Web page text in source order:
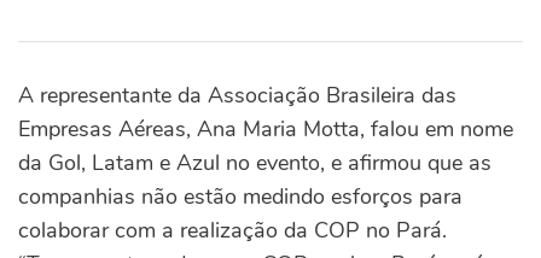
A representante da Associação Brasileira das
Empresas Aéreas, Ana Maria Motta, falou em nome
da Gol, Latam e Azul no evento, e afirmou que as
companhias não estão medindo esforços para
colaborar com a realização da COP no Pará.